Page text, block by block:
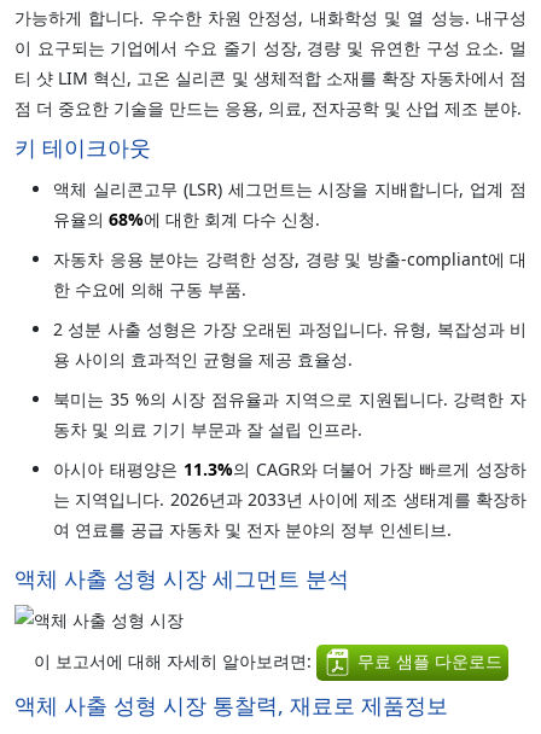
가능하게 합니다. 우수한 차원 안정성, 내화학성 및 열 성능. 내구성
이 요구되는 기업에서 수요 줄기 성장, 경량 및 유연한 구성 요소. 멀
티 샷 LIM 혁신, 고온 실리콘 및 생체적합 소재를 확장 자동차에서 점
점 더 중요한 기술을 만드는 응용, 의료, 전자공학 및 산업 제조 분야.
키 테이크아웃
액체 실리콘고무 (LSR) 세그먼트는 시장을 지배합니다, 업계 점
유율의 68%에 대한 회계 다수 신청.
자동차 응용 분야는 강력한 성장, 경량 및 방출-compliant에 대
한 수요에 의해 구동 부품.
2 성분 사출 성형은 가장 오래된 과정입니다. 유형, 복잡성과 비
용 사이의 효과적인 균형을 제공 효율성.
북미는 35 %의 시장 점유율과 지역으로 지원됩니다. 강력한 자
동차 및 의료 기기 부문과 잘 설립 인프라.
아시아 태평양은 11.3%의 CAGR와 더불어 가장 빠르게 성장하
는 지역입니다. 2026년과 2033년 사이에 제조 생태계를 확장하
여 연료를 공급 자동차 및 전자 분야의 정부 인센티브.
액체 사출 성형 시장 세그먼트 분석
이 보고서에 대해 자세히 알아보려면: 무료 샘플 다운로드
액체 사출 성형 시장 통찰력, 재료로 제품정보